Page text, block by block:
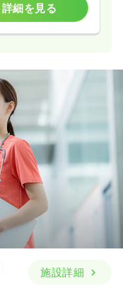
詳細を見る
施設詳細